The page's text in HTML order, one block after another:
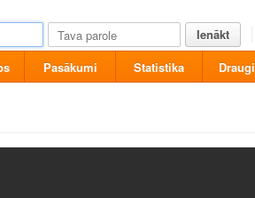
Ienākt
Pasākumi Statistika Draugi